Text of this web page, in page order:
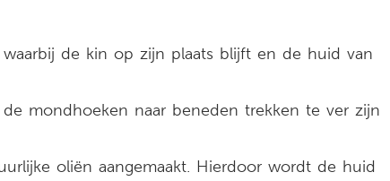
de kin op zijn plaats blijft en de huid van
mondhoeken naar beneden trekken te ver zijn
oliën aangemaakt. Hierdoor wordt de huid